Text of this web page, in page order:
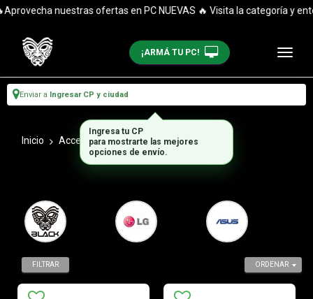
nuestras ofertas en PC NUEVAS 🔥 Visita la categoría y
¡ARMÁ TU PC!
Enviar a Ingresar CP y ciudad
Inicio Accesorios_1 LectoGrabadoras
ORDENAR
FILTRAR
Ingresa tu CP
para mostrarte las mejores
opciones de envío.